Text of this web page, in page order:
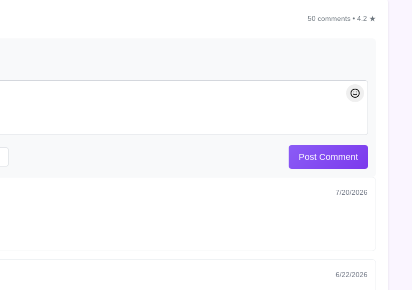
50 comments • 4.2 ★
Post Comment
7/20/2026
6/22/2026